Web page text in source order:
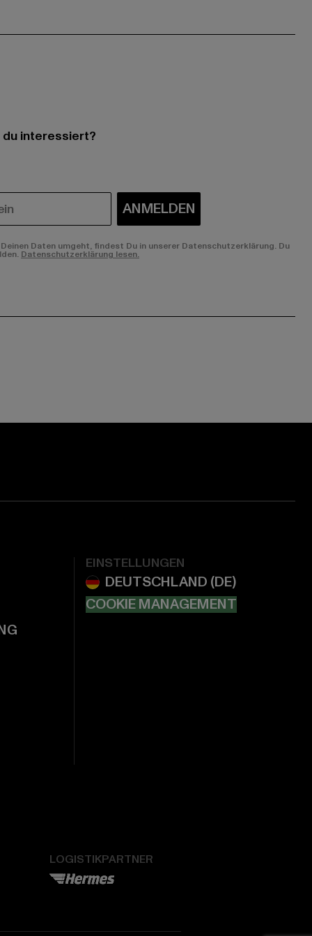
interessiert?
ANMELDEN
Daten umgeht, findest Du in unserer Datenschutzerklärung. Du
Datenschutzerklärung lesen.
EINSTELLUNGEN
COOKIE MANAGEMENT
LOGISTIKPARTNER